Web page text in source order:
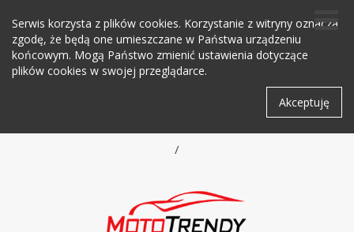
Serwis korzysta z plików cookies. Korzystanie z witryny oznacza
zgodę, że będą one umieszczane w Państwa urządzeniu
końcowym. Mogą Państwo zmienić ustawienia dotyczące
plików cookies w swojej przeglądarce.
Akceptuję
/